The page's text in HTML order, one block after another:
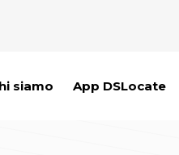
siamo App DSLocate